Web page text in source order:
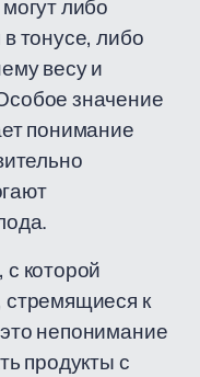
либо
тонусе, либо
весу и
значение
понимание
которой
стремящиеся к
непонимание
продукты с